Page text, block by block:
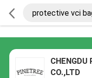
CO.,LTD